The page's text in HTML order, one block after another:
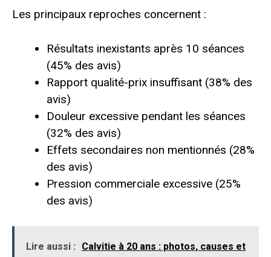
Les principaux reproches concernent :
Résultats inexistants après 10 séances
(45% des avis)
Rapport qualité-prix insuffisant (38% des
avis)
Douleur excessive pendant les séances
(32% des avis)
Effets secondaires non mentionnés (28%
des avis)
Pression commerciale excessive (25%
des avis)
Lire aussi :
Calvitie à 20 ans : photos, causes et